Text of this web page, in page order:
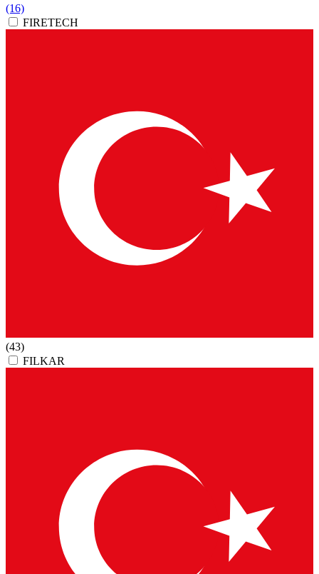
(16)
FIRETECH
(43)
FILKAR